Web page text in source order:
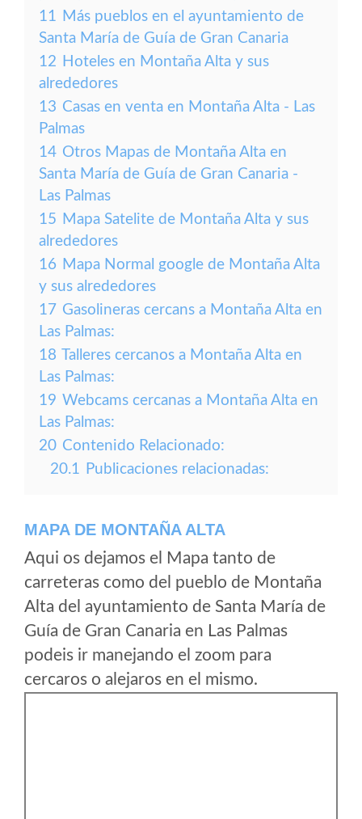
11 Más pueblos en el ayuntamiento de
Santa María de Guía de Gran Canaria
12 Hoteles en Montaña Alta y sus
alrededores
13 Casas en venta en Montaña Alta - Las
Palmas
14 Otros Mapas de Montaña Alta en
Santa María de Guía de Gran Canaria -
Las Palmas
15 Mapa Satelite de Montaña Alta y sus
alrededores
16 Mapa Normal google de Montaña Alta
y sus alrededores
17 Gasolineras cercans a Montaña Alta en
Las Palmas:
18 Talleres cercanos a Montaña Alta en
Las Palmas:
19 Webcams cercanas a Montaña Alta en
Las Palmas:
20 Contenido Relacionado:
20.1 Publicaciones relacionadas:
MAPA DE MONTAÑA ALTA
Aqui os dejamos el Mapa tanto de
carreteras como del pueblo de Montaña
Alta del ayuntamiento de Santa María de
Guía de Gran Canaria en Las Palmas
podeis ir manejando el zoom para
cercaros o alejaros en el mismo.